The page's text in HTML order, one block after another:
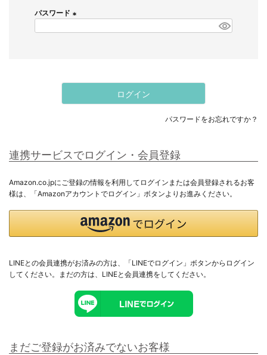
)
パスワード
ログイン
パスワードをお忘れですか？
連携サービスでログイン・会員登録
Amazon.co.jpにご登録の情報を利用してログインまたは会員登録されるお客
様は、「Amazonアカウントでログイン」ボタンよりお進みください。
LINEとの会員連携がお済みの方は、「LINEでログイン」ボタンからログイン
してください。まだの方は、 LINEと会員連携をしてください。
まだご登録がお済みでないお客様